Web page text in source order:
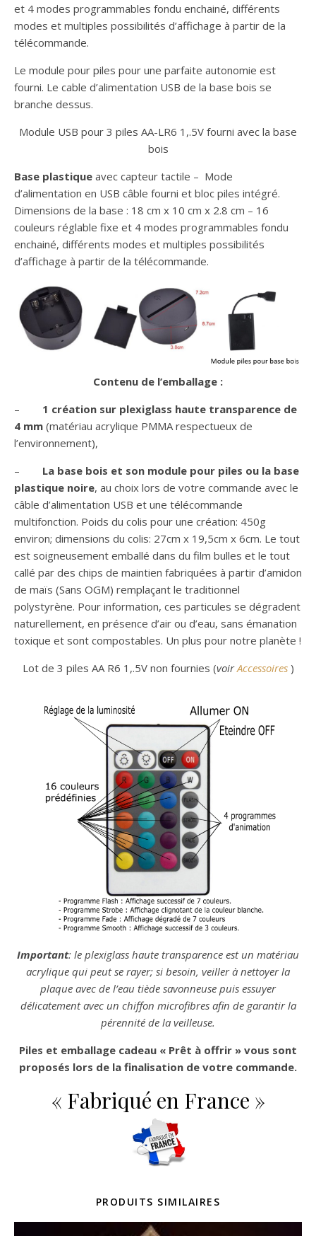
et 4 modes programmables fondu enchainé, différents
modes et multiples possibilités d’affichage à partir de la
télécommande.
Le module pour piles pour une parfaite autonomie est
fourni. Le cable d’alimentation USB de la base bois se
branche dessus.
Module USB pour 3 piles AA-LR6 1,.5V fourni avec la base
bois
Base plastique avec capteur tactile – Mode
d’alimentation en USB câble fourni et bloc piles intégré.
Dimensions de la base : 18 cm x 10 cm x 2.8 cm – 16
couleurs réglable fixe et 4 modes programmables fondu
enchainé, différents modes et multiples possibilités
d’affichage à partir de la télécommande.
Contenu de l’emballage :
– 1 création sur plexiglass haute transparence de
4 mm (matériau acrylique PMMA respectueux de
l’environnement),
– La base bois et son module pour piles ou la base
plastique noire, au choix lors de votre commande avec le
câble d’alimentation USB et une télécommande
multifonction. Poids du colis pour une création: 450g
environ; dimensions du colis: 27cm x 19,5cm x 6cm. Le tout
est soigneusement emballé dans du film bulles et le tout
callé par des chips de maintien fabriquées à partir d’amidon
de maïs (Sans OGM) remplaçant le traditionnel
polystyrène. Pour information, ces particules se dégradent
naturellement, en présence d’air ou d’eau, sans émanation
toxique et sont compostables. Un plus pour notre planète !
Lot de 3 piles AA R6 1,.5V non fournies (voirAccessoires)
Important: le plexiglass haute transparence est un matériau
acrylique qui peut se rayer; si besoin, veiller à nettoyer la
plaque avec de l’eau tiède savonneuse puis essuyer
délicatement avec un chiffon microfibres afin de garantir la
pérennité de la veilleuse.
Piles et emballage cadeau « Prêt à offrir » vous sont
proposés lors de la finalisation de votre commande.
« Fabriqué en France »
PRODUITS SIMILAIRES